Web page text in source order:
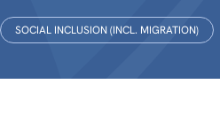
SOCIAL INCLUSION (INCL. MIGRATION)